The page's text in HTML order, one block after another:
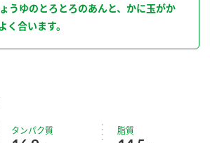
うゆのとろとろのあんと、かに玉がか
く合います。
タンパク質 脂質